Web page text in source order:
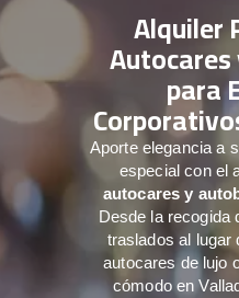
Alquiler
para
Aporte elegancia a
especial con el
autocares y
Desde la recogida
traslados al lugar
autocares de lujo
cómodo en